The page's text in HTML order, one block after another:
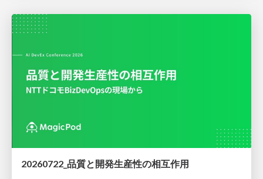
20260722_品質と開発生産性の相互作用